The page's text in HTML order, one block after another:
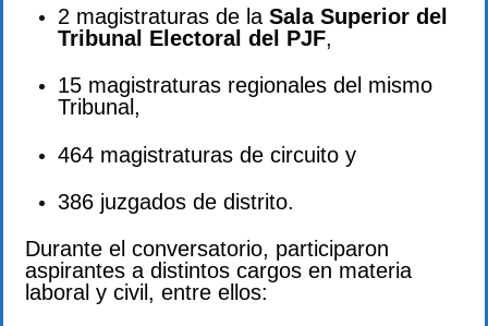
2 magistraturas de la Sala Superior del
Tribunal Electoral del PJF,
15 magistraturas regionales del mismo
Tribunal,
464 magistraturas de circuito y
386 juzgados de distrito.
Durante el conversatorio, participaron
aspirantes a distintos cargos en materia
laboral y civil, entre ellos: